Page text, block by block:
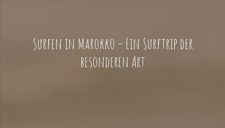
Surfen in Marokko – Ein Surftrip der
besonderen Art